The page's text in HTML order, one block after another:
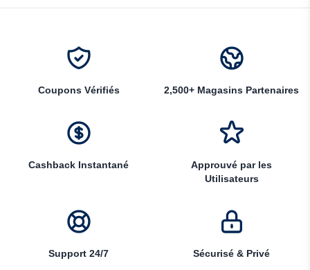
Coupons Vérifiés 2,500+ Magasins Partenaires
Cashback Instantané
Approuvé par les
Utilisateurs
Support 24/7 Sécurisé & Privé